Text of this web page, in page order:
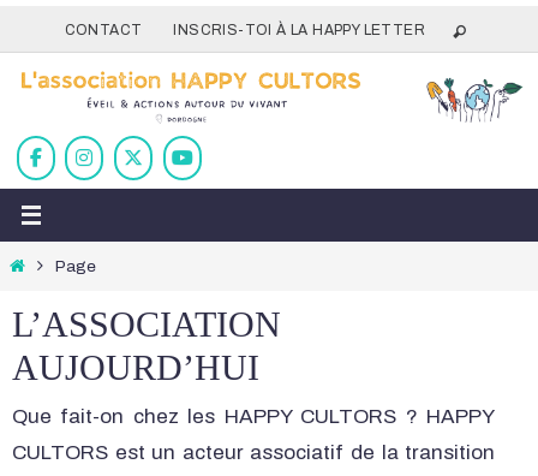
vers
contenu
CONTACT INSCRIS-TOI À LA HAPPY LETTER
HomePage
L’ASSOCIATION
AUJOURD’HUI
Que fait-on chez les HAPPY CULTORS ? HAPPY
CULTORS est un acteur associatif de la transition